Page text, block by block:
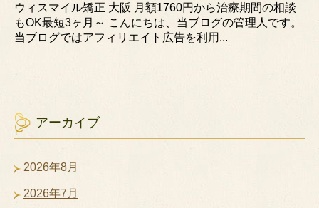
ウィスマイル矯正 大阪 月額1760円から治療期間の相談
もOK最短3ヶ月～ こんにちは、当ブログの管理人です。
当ブログではアフィリエイト広告を利用...
アーカイブ
2026年8月
2026年7月